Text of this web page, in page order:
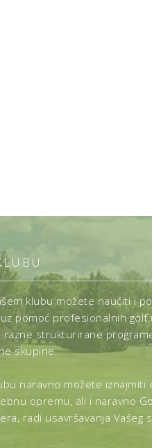
klubu možete naučiti i
pomoć profesionalnih golf
razne strukturirane
skupine.
naravno možete iznajmiti
opremu, ali i naravno
radi usavršavanja Vašeg